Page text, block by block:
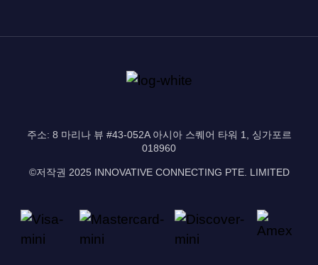
주소: 8 마리나 뷰 #43-052A 아시아 스퀘어 타워 1, 싱가포르
018960
©저작권 2025 INNOVATIVE CONNECTING PTE. LIMITED